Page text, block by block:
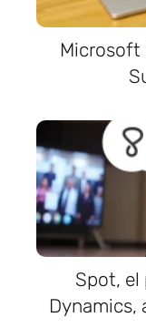
Microsoft
Spot, el
Dynamics,